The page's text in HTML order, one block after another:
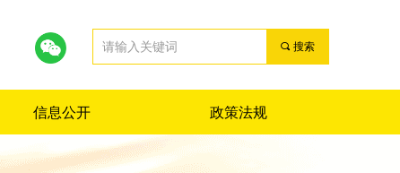
끠 搜索
信息公开 政策法规